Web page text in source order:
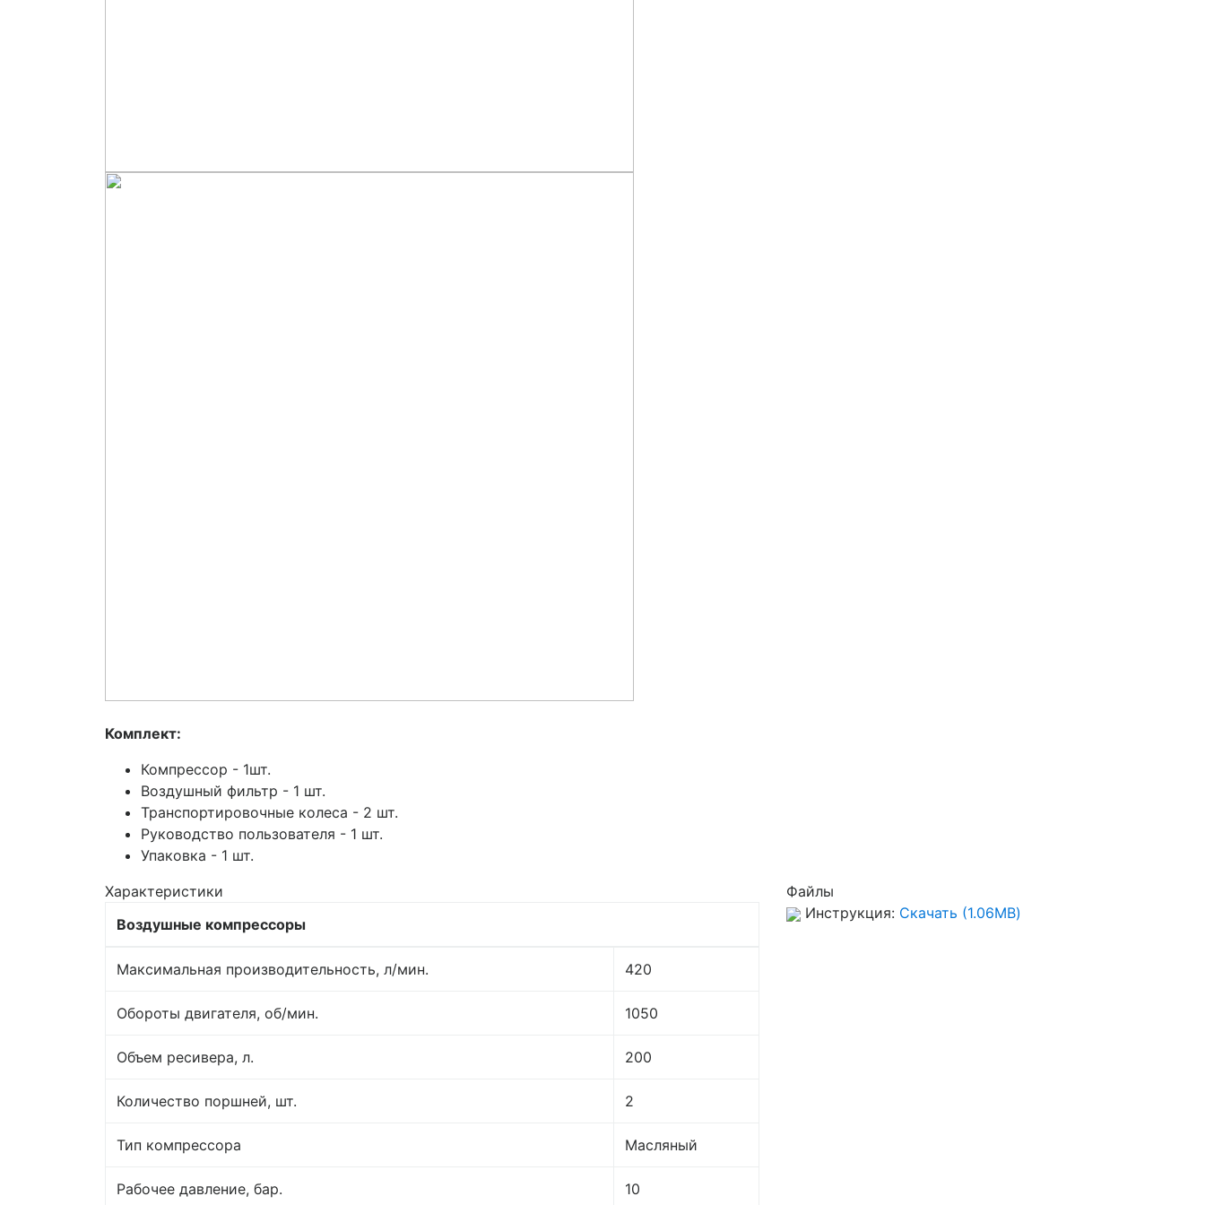
Комплект:
Компрессор - 1шт.
Воздушный фильтр - 1 шт.
Транспортировочные колеса - 2 шт.
Руководство пользователя - 1 шт.
Упаковка - 1 шт.
Характеристики
Воздушные компрессоры
Максимальная производительность, л/мин. 420
Обороты двигателя, об/мин. 1050
Объем ресивера, л. 200
Количество поршней, шт. 2
Тип компрессора Масляный
Рабочее давление, бар. 10
Файлы
Инструкция: Скачать (1.06MB)